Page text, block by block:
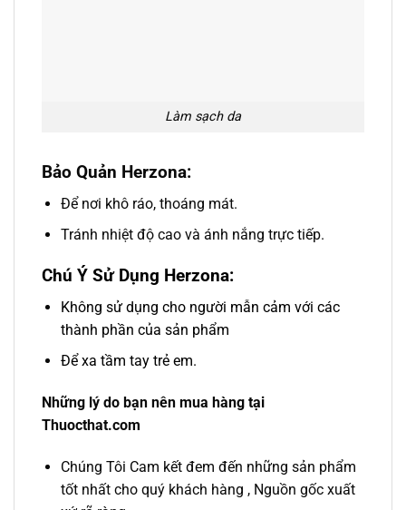
Làm sạch da
Bảo Quản Herzona:
Để nơi khô ráo, thoáng mát.
Tránh nhiệt độ cao và ánh nắng trực tiếp.
Chú Ý Sử Dụng Herzona:
Không sử dụng cho người mẫn cảm với các
thành phần của sản phẩm
Để xa tầm tay trẻ em.
Những lý do bạn nên mua hàng tại
Thuocthat.com
Chúng Tôi Cam kết đem đến những sản phẩm
tốt nhất cho quý khách hàng , Nguồn gốc xuất